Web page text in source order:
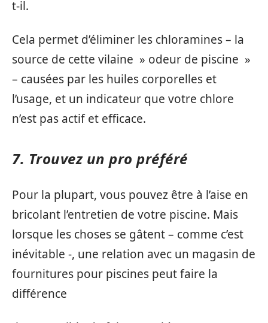
t-il.
Cela permet d’éliminer les chloramines – la
source de cette vilaine » odeur de piscine »
– causées par les huiles corporelles et
l’usage, et un indicateur que votre chlore
n’est pas actif et efficace.
7. Trouvez un pro préféré
Pour la plupart, vous pouvez être à l’aise en
bricolant l’entretien de votre piscine. Mais
lorsque les choses se gâtent – comme c’est
inévitable -, une relation avec un magasin de
fournitures pour piscines peut faire la
différence